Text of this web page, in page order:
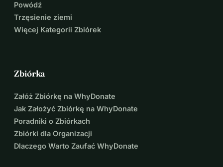
Powódź
Trzęsienie ziemi
Więcej Kategorii Zbiórek
Zbiórka
Załóż Zbiórkę na WhyDonate
Jak Założyć Zbiórkę na WhyDonate
Poradniki o Zbiórkach
Zbiórki dla Organizacji
Dlaczego Warto Zaufać WhyDonate